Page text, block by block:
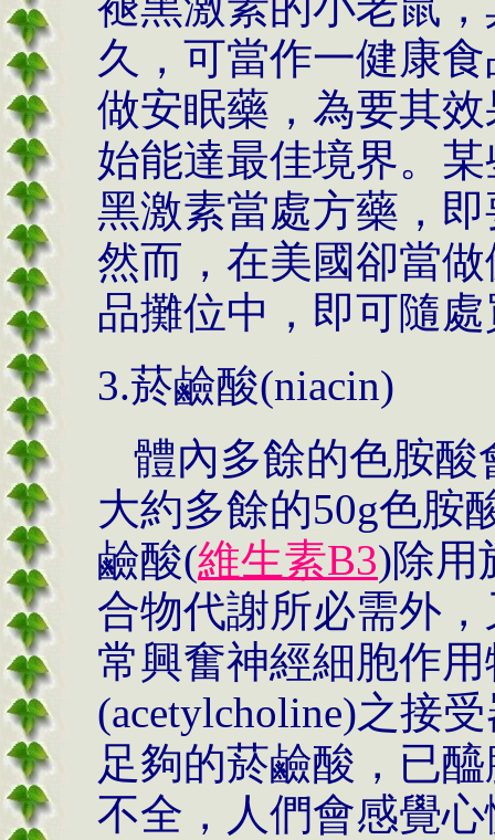
久，可當作一健康
做安眠藥，為要其
始能達最佳境界。
黑激素當處方藥，
然而，在美國卻當
品攤位中，即可隨
3.菸鹼酸(niacin)
體內多餘的色胺酸
大約多餘的50g色胺
鹼酸(維生素B3)除用
合物代謝所必需外
常興奮神經細胞作
(acetylcholine)之接
足夠的菸鹼酸，已
不全，人們會感覺